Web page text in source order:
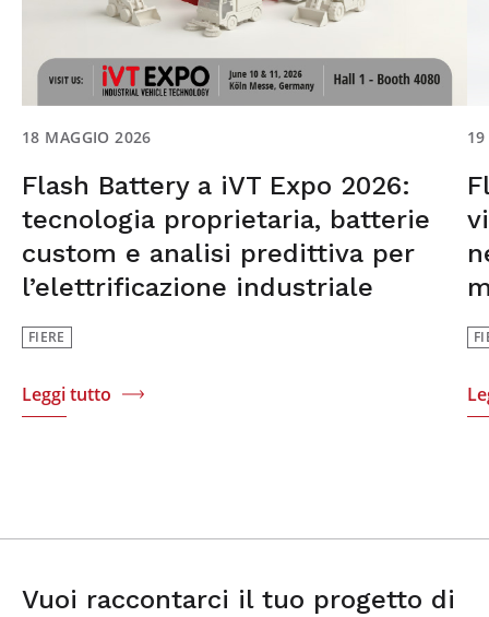
18 MAGGIO 2026
Flash Battery a iVT Expo 2026:
tecnologia proprietaria, batterie
custom e analisi predittiva per
l’elettrificazione industriale
FIERE
Leggi tutto
Vuoi raccontarci il tuo progetto di